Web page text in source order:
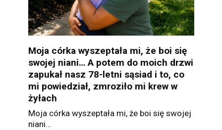
Moja córka wyszeptała mi, że boi się
swojej niani… A potem do moich drzwi
zapukał nasz 78-letni sąsiad i to, co
mi powiedział, zmroziło mi krew w
żyłach
Moja córka wyszeptała mi, że boi się swojej
niani…